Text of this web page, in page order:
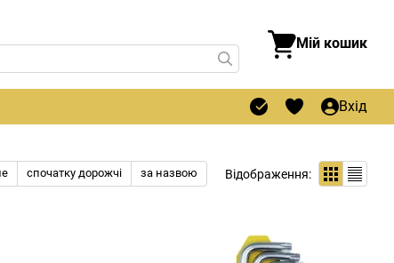
Мій кошик
Вхід
спочатку дорожчі за назвою Відображення: